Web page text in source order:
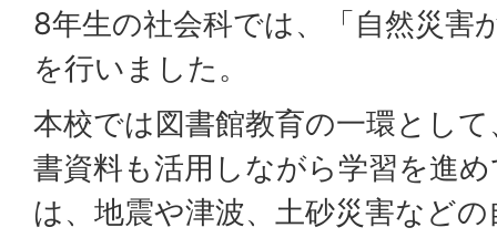
8年生の社会科では、「自然災害
を行いました。
本校では図書館教育の一環とし
書資料も活用しながら学習を進
は、地震や津波、土砂災害など